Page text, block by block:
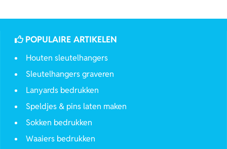
POPULAIRE ARTIKELEN
Houten sleutelhangers
Sleutelhangers graveren
Lanyards bedrukken
Speldjes & pins laten maken
Sokken bedrukken
Waaiers bedrukken